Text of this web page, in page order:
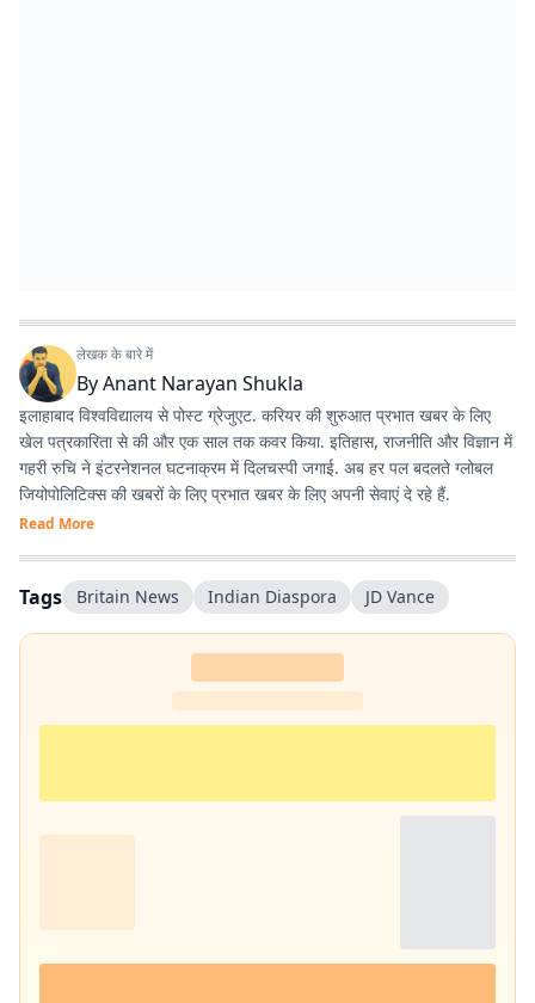
लेखक के बारे में
ByAnant Narayan Shukla
इलाहाबाद विश्वविद्यालय से पोस्ट ग्रेजुएट. करियर की शुरुआत प्रभात खबर के लिए
खेल पत्रकारिता से की और एक साल तक कवर किया. इतिहास, राजनीति और विज्ञान में
गहरी रुचि ने इंटरनेशनल घटनाक्रम में दिलचस्पी जगाई. अब हर पल बदलते ग्लोबल
जियोपोलिटिक्स की खबरों के लिए प्रभात खबर के लिए अपनी सेवाएं दे रहे हैं.
Read More
Tags Britain News Indian Diaspora JD Vance